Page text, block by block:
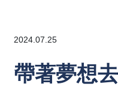
2024.07.25
帶著夢想